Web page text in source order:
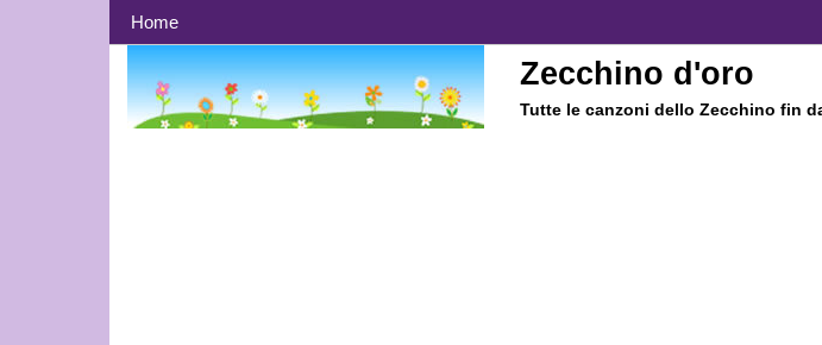
Home
Zecchino d'oro
Tutte le canzoni dello Zecchino fin